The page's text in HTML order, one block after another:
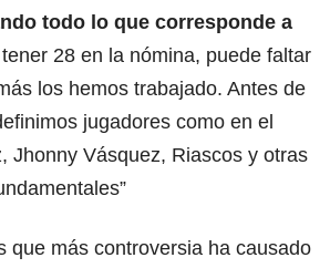
todo lo que corresponde a
28 en la nómina, puede faltar
los hemos trabajado. Antes de
jugadores como en el
Jhonny Vásquez, Riascos y otras
que más controversia ha causado